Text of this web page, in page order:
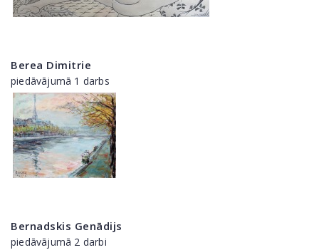
Berea Dimitrie
piedāvājumā 1 darbs
Bernadskis Genādijs
piedāvājumā 2 darbi